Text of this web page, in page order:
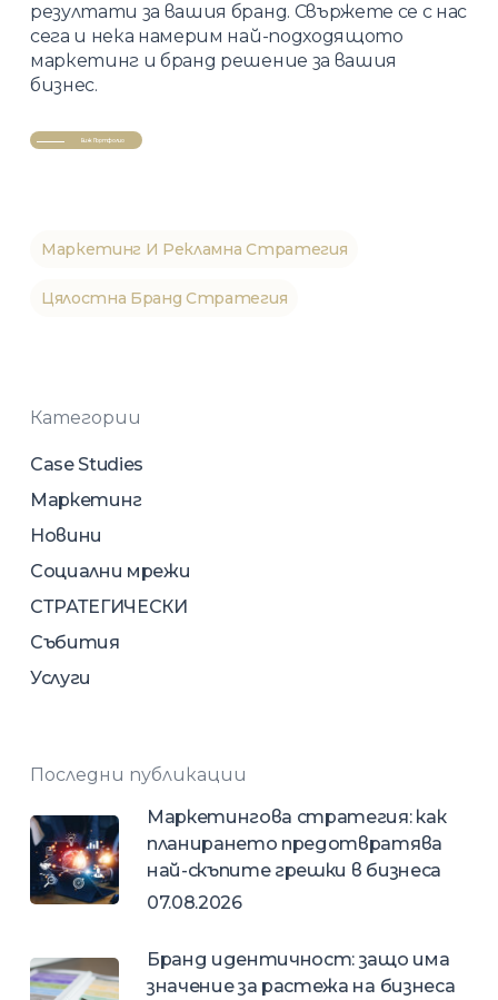
резултати за вашия бранд. Свържете се с нас
сега и нека намерим най-подходящото
маркетинг и бранд решение за вашия
бизнес.
Виж Портфолио
Маркетинг И Рекламна Стратегия
Цялостна Бранд Стратегия
Категории
Case Studies
Маркетинг
Новини
Социални мрежи
СТРАТЕГИЧЕСКИ
Събития
Услуги
Последни публикации
Маркетингова стратегия: как
планирането предотвратява
най-скъпите грешки в бизнеса
07.08.2026
Бранд идентичност: защо има
значение за растежа на бизнеса